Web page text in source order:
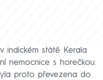
indickém státě Kerala
nemocnice s horečkou.
proto převezena do